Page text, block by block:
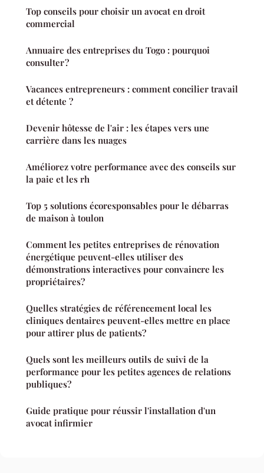
Top conseils pour choisir un avocat en droit
commercial
Annuaire des entreprises du Togo : pourquoi
consulter ?
Vacances entrepreneurs : comment concilier travail
et détente ?
Devenir hôtesse de l'air : les étapes vers une
carrière dans les nuages
Améliorez votre performance avec des conseils sur
la paie et les rh
Top 5 solutions écoresponsables pour le débarras
de maison à toulon
Comment les petites entreprises de rénovation
énergétique peuvent-elles utiliser des
démonstrations interactives pour convaincre les
propriétaires?
Quelles stratégies de référencement local les
cliniques dentaires peuvent-elles mettre en place
pour attirer plus de patients?
Quels sont les meilleurs outils de suivi de la
performance pour les petites agences de relations
publiques?
Guide pratique pour réussir l'installation d'un
avocat infirmier